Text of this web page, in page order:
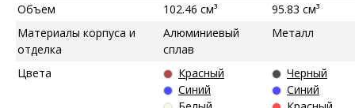
Объем
102.46 см³
95.83 см³
Материалы корпуса и
отделка
Алюминиевый
сплав
Металл
Цвета
Красный
Синий
Черный
Синий